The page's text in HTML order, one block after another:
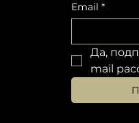
Email *
Да,
mail